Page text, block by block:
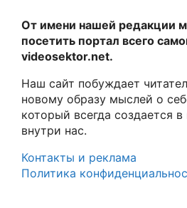
От имени нашей редакции
посетить портал всего
videosektor.net.
Наш сайт побуждает
новому образу мыслей о
который всегда создается
внутри нас.
Контакты и реклама
Политика